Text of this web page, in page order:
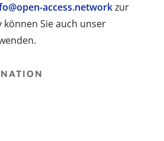
access.networkzur
Sie auch unser